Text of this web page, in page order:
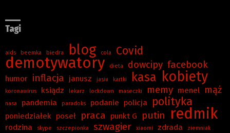
Tagi
aids beemka biedra blog cola Covid
demotywatory dieta dowcipy facebook
humor inflacja janusz jasiu kartki kasa kobiety
koronawirus ksiądz lekarz lockdown maseczki memy menel mąż
nasa pandemia paradoks podanie policja polityka
poniedziałek poseł praca punkt G putin redmik
rodzina skype szczepionka szwagier xiaomi zdrada
ziemniak